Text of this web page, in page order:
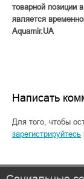
товарной позиции
является
Aquamir.UA
Написать
Для того, чтобы
зарегистрируйтесь